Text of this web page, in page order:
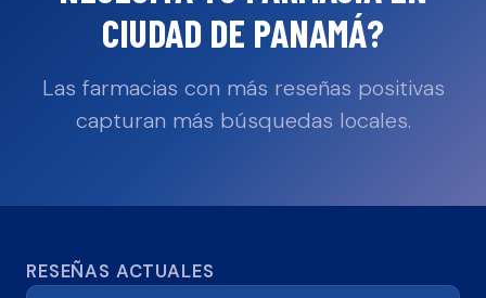
CIUDAD DE PANAMÁ?
Las farmacias con más reseñas positivas
capturan más búsquedas locales.
Calculadora de reseñas
RESEÑAS ACTUALES